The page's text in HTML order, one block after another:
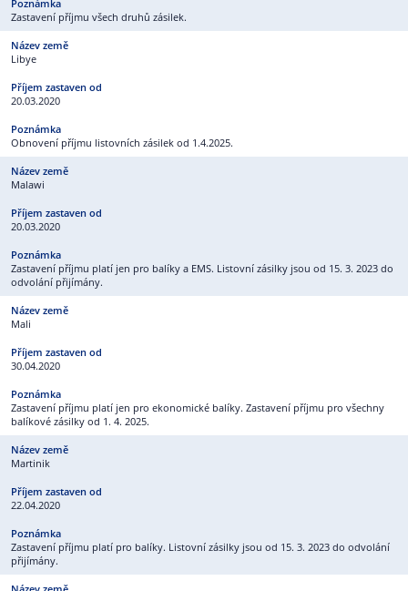
Zastavení příjmu všech druhů zásilek.
Libye
20.03.2020
Obnovení příjmu listovních zásilek od 1.4.2025.
Malawi
20.03.2020
Zastavení příjmu platí jen pro balíky a EMS. Listovní zásilky jsou od 15. 3. 2023 do
odvolání přijímány.
Mali
30.04.2020
Zastavení příjmu platí jen pro ekonomické balíky. Zastavení příjmu pro všechny
balíkové zásilky od 1. 4. 2025.
Martinik
22.04.2020
Zastavení příjmu platí pro balíky. Listovní zásilky jsou od 15. 3. 2023 do odvolání
přijímány.